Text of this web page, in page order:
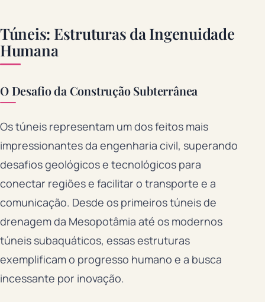
Túneis: Estruturas da Ingenuidade
Humana
O Desafio da Construção Subterrânea
Os túneis representam um dos feitos mais
impressionantes da engenharia civil, superando
desafios geológicos e tecnológicos para
conectar regiões e facilitar o transporte e a
comunicação. Desde os primeiros túneis de
drenagem da Mesopotâmia até os modernos
túneis subaquáticos, essas estruturas
exemplificam o progresso humano e a busca
incessante por inovação.